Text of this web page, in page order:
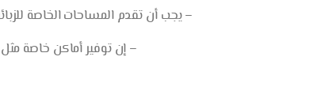
– يجب أن تقدم المساحات الخاصة
– إن توفير أماكن خاصة